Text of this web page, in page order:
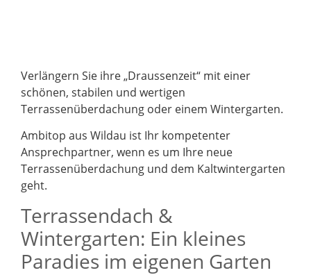
Verlängern Sie ihre „Draussenzeit“ mit einer
schönen, stabilen und wertigen
Terrassenüberdachung oder einem Wintergarten.
Ambitop aus Wildau ist Ihr kompetenter
Ansprechpartner, wenn es um Ihre neue
Terrassenüberdachung und dem Kaltwintergarten
geht.
Terrassendach &
Wintergarten: Ein kleines
Paradies im eigenen Garten